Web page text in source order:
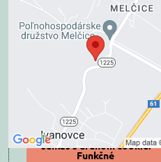
Externý obsah je
blokovaný Voľbami
súkromia
Prajete si načítať externý
Povoliť tentokrát
Povoliť a zapamätať -
súhlas s druhom cookie:
Funkčné